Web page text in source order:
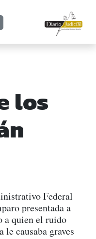
los
Federal
presentada a
a quien el ruido
le causaba graves